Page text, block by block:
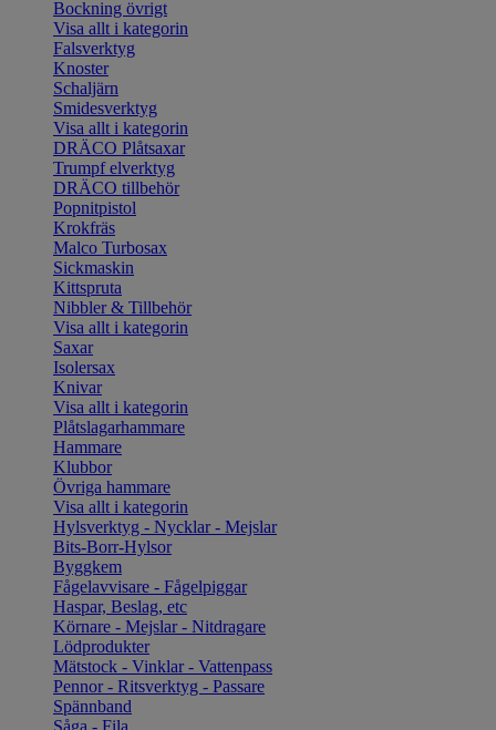
Bockning övrigt
Visa allt i kategorin
Falsverktyg
Knoster
Schaljärn
Smidesverktyg
Visa allt i kategorin
DRÄCO Plåtsaxar
Trumpf elverktyg
DRÄCO tillbehör
Popnitpistol
Krokfräs
Malco Turbosax
Sickmaskin
Kittspruta
Nibbler & Tillbehör
Visa allt i kategorin
Saxar
Isolersax
Knivar
Visa allt i kategorin
Plåtslagarhammare
Hammare
Klubbor
Övriga hammare
Visa allt i kategorin
Hylsverktyg - Nycklar - Mejslar
Bits-Borr-Hylsor
Byggkem
Fågelavvisare - Fågelpiggar
Haspar, Beslag, etc
Körnare - Mejslar - Nitdragare
Lödprodukter
Mätstock - Vinklar - Vattenpass
Pennor - Ritsverktyg - Passare
Spännband
Såga - Fila